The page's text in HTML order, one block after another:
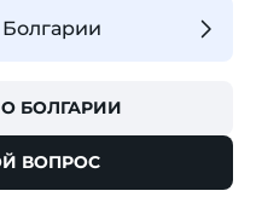
БОЛГАРИИ
ВОПРОС